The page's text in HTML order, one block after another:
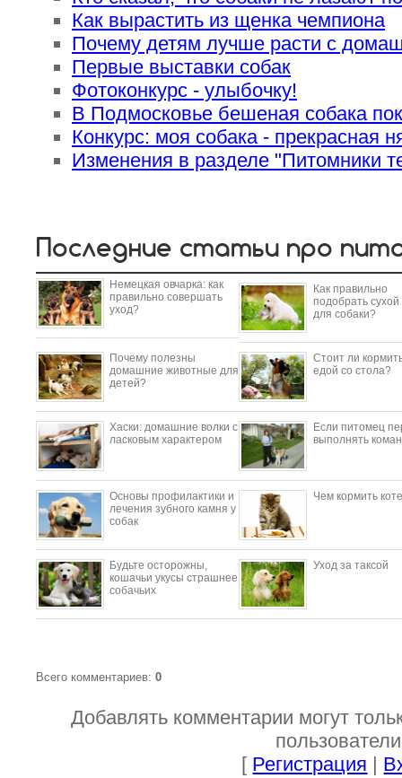
Как вырастить из щенка чемпиона
Почему детям лучше расти с
Первые выставки собак
Фотоконкурс - улыбочку!
В Подмосковье бешеная собака
Конкурс: моя собака - прекрасная
Изменения в разделе "Питомники
Последние статьи про
Немецкая овчарка: как
правильно совершать
уход?
Как правильно
подобрать сухой
для собаки?
Почему полезны
домашние животные для
детей?
Стоит ли
едой со стола?
​Хаски: домашние волки с
ласковым характером
Если питомец
выполнять
Основы профилактики и
лечения зубного камня у
собак
Чем кормить
Будьте осторожны,
кошачьи укусы страшнее
собачьих
Уход за таксой
Всего комментариев: 0
Добавлять комментарии могут
[ Регистрация |